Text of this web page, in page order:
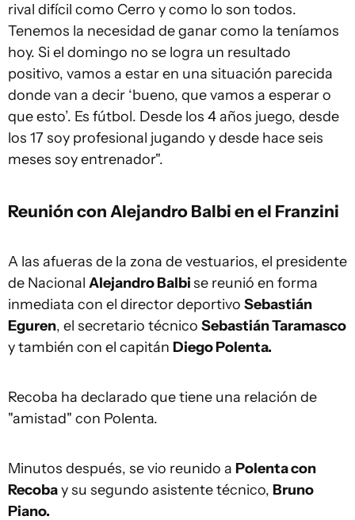
rival difícil como Cerro y como lo son todos.
Tenemos la necesidad de ganar como la teníamos
hoy. Si el domingo no se logra un resultado
positivo, vamos a estar en una situación parecida
donde van a decir ‘bueno, que vamos a esperar o
que esto’. Es fútbol. Desde los 4 años juego, desde
los 17 soy profesional jugando y desde hace seis
meses soy entrenador".
Reunión con Alejandro Balbi en el Franzini
A las afueras de la zona de vestuarios, el presidente
de Nacional Alejandro Balbise reunió en forma
inmediata con el director deportivo Sebastián
Eguren, el secretario técnico Sebastián Taramasco
y también con el capitán Diego Polenta.
Recoba ha declarado que tiene una relación de
"amistad" con Polenta.
Minutos después, se vio reunido a Polenta con
Recobay su segundo asistente técnico, Bruno
Piano.